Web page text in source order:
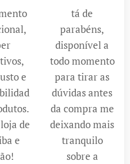
e
de
e
tá de
parabéns,
disponível a
todo momento
para tirar as
dúvidas antes
da compra me
deixando mais
tranquilo
sobre a